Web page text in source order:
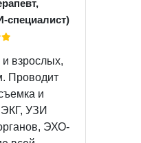
специалист)
взрослых,
Проводит
и
УЗИ
ЭХО-